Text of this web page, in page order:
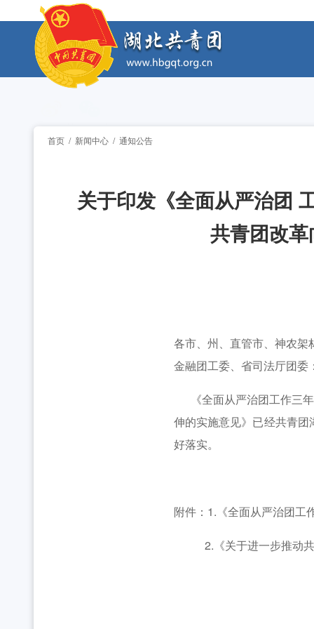
工作动态
全省中学团组织书记培训班举办 [2026-07-
工作动态
工作动态
2026年“湖北工匠杯”技能大赛——全省青年
工作动态
2026年湖北省大学生志愿服务西部计划志
首页 / 新闻中心 / 通知公告
关于印发《全面从严治团
共青团改
各市、州、直管市、神农
金融团工委、省司法厅团委
《全面从严治团工作三
伸的实施意见》已经共青
好落实。
附件：1.《全面从严治团
2.《关于进一步推动共